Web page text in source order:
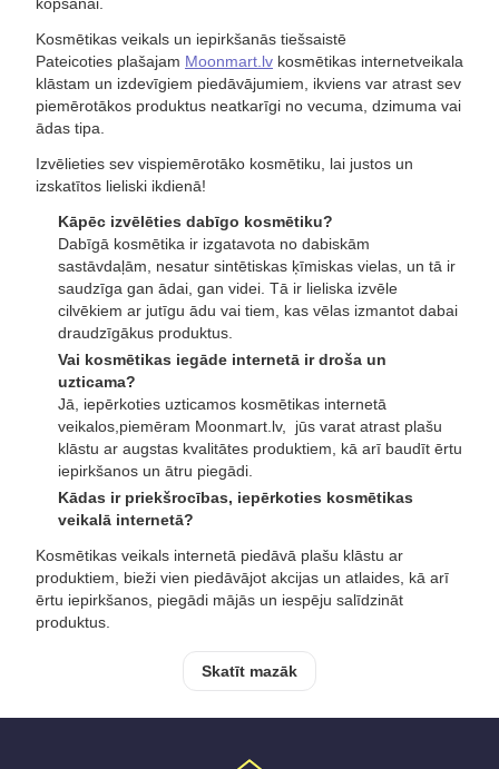
Kosmētikas veikals un iepirkšanās tiešsaistē
Pateicoties plašajam Moonmart.lv kosmētikas internetveikala
klāstam un izdevīgiem piedāvājumiem, ikviens var atrast sev
piemērotākos produktus neatkarīgi no vecuma, dzimuma vai
ādas tipa.
Izvēlieties sev vispiemērotāko kosmētiku, lai justos un
izskatītos lieliski ikdienā!
Kāpēc izvēlēties dabīgo kosmētiku?
Dabīgā kosmētika ir izgatavota no dabiskām
sastāvdaļām, nesatur sintētiskas ķīmiskas vielas, un tā ir
saudzīga gan ādai, gan videi. Tā ir lieliska izvēle
cilvēkiem ar jutīgu ādu vai tiem, kas vēlas izmantot dabai
draudzīgākus produktus.
Vai kosmētikas iegāde internetā ir droša un
uzticama?
Jā, iepērkoties uzticamos kosmētikas internetā
veikalos,piemēram Moonmart.lv, jūs varat atrast plašu
klāstu ar augstas kvalitātes produktiem, kā arī baudīt ērtu
iepirkšanos un ātru piegādi.
Kādas ir priekšrocības, iepērkoties kosmētikas
veikalā internetā?
Kosmētikas veikals internetā piedāvā plašu klāstu ar
produktiem, bieži vien piedāvājot akcijas un atlaides, kā arī
ērtu iepirkšanos, piegādi mājās un iespēju salīdzināt
produktus.
Skatīt mazāk